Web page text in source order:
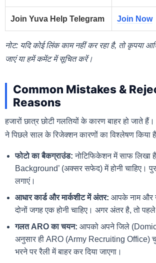
Join Yuva Help Telegram Join Now
नोट: यदि कोई लिंक काम नहीं कर रहा है, तो कृपया
जाएं या हमें कमेंट में सूचित करें।
Common Mistakes &
Reasons
हजारों छात्र छोटी गलतियों के कारण बाहर हो जाते हैं।
ने पिछले साल के रिजेक्शन कारणों का विश्लेषण किया
फोटो का बैकग्राउंड: नोटिफिकेशन में साफ लिखा
Background’ (अक्सर सफेद) में होनी चाहिए।
लगाएं।
आधार कार्ड और मार्कशीट में अंतर: आपके नाम और
दोनों जगह एक होनी चाहिए। अगर अंतर है, तो
गलत ARO का चयन: आपको अपने जिले
अनुसार ही ARO (Army Recruiting Office)
भरने पर रैली में बाहर कर दिया जाएगा।